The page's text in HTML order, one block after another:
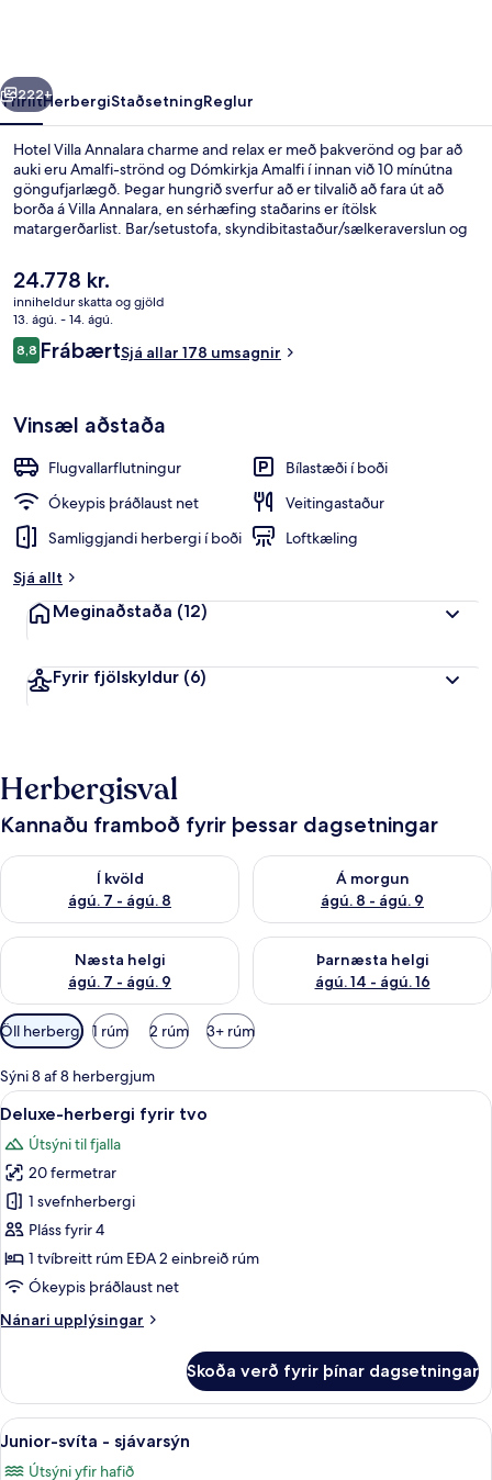
Næsta
222+
YfirlitHerbergiStaðsetningReglur
Hotel Villa Annalara charme and relax er með þakverönd og þar að
auki eru Amalfi-strönd og Dómkirkja Amalfi í innan við 10 mínútna
göngufjarlægð. Þegar hungrið sverfur að er tilvalið að fara út að
borða á Villa Annalara, en sérhæfing staðarins er ítölsk
matargerðarlist. Bar/setustofa, skyndibitastaður/sælkeraverslun og
Núverandi
verð
er
24.778 kr.
24.778 kr.
inniheldur skatta og gjöld
13. ágú. - 14. ágú.
Umsagnir
8,88,8 af 10
FrábærtSjá allar 178 umsagnir
Vinsæl aðstaða
Flugvallarflutningur
Bílastæði í boði
Ókeypis þráðlaust net
Veitingastaður
Samliggjandi herbergi í boði
Loftkæling
Sjá allt
Meginaðstaða (12)
Fyrir fjölskyldur (6)
Herbergisval
Kannaðu framboð fyrir þessar dagsetningar
Í kvöld
ágú. 7 - ágú. 8
Athuga framboð í kvöld ágú. 7 - ágú. 8
Á morgun
ágú. 8 - ágú. 9
Athuga framboð á morgun
Næsta helgi
ágú. 7 - ágú. 9
Athuga framboð næstu helgi ágú. 7 - ágú. 9
Þarnæsta helgi
ágú. 14 - ágú. 16
Athuga framboð þarnæstu
Síur
í
boði
fyrir
herbergi
Öll herbergi 1 rúm 2 rúm 3+ rúm
Sýni 8 af 8 herbergjum
Skoða
allar
myndir
fyrir
Deluxe-
herbergi
fyrir
tvo
Ítölsk Frette-rúmföt, rúmföt af
48
Deluxe-herbergi fyrir tvo
Útsýni til fjalla
20 fermetrar
1 svefnherbergi
Pláss fyrir 4
1 tvíbreitt rúm EÐA 2 einbreið rúm
Ókeypis þráðlaust net
Nánari upplýsingar
Nánari
herbergi
fyrir
tvo
Skoða verð fyrir þínar dagsetningar
Skoða
allar
Junior-svíta - sjávarsýn | Útsýni úr
37
Junior-svíta - sjávarsýn
Útsýni yfir hafið